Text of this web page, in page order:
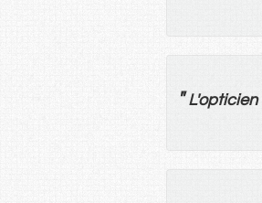
"L'opticien